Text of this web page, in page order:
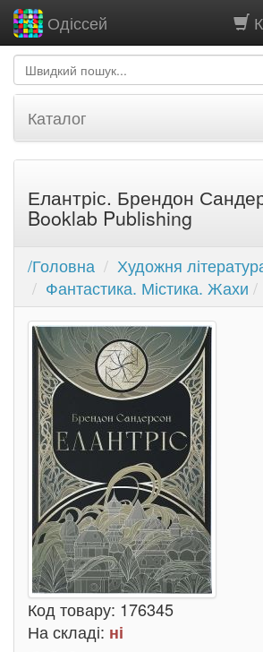
Одіссей
Каталог
Елантріс. Брендон
Booklab Publishing
/Головна
Художня
Фантастика. Містика. Жахи
Код товару: 176345
На складі: ні